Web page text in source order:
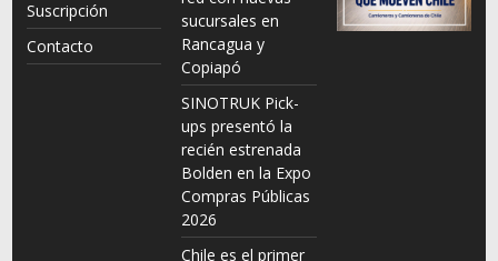
Suscripción
Contacto
sucursales en
Rancagua y
Copiapó
SINOTRUK Pick-
ups presentó la
recién estrenada
Bolden en la Expo
Compras Públicas
2026
Chile es el primer